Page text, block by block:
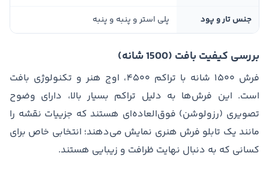
جنس تار و پود پلی استر و پنبه و پنبه
بررسی کیفیت بافت (1500 شانه)
فرش ۱۵۰۰ شانه با تراکم ۴۵۰۰، اوج هنر و تکنولوژی بافت
است. این فرش‌ها به دلیل تراکم بسیار بالا، دارای وضوح
تصویری (رزولوشن) فوق‌العاده‌ای هستند که جزییات نقشه را
مانند یک تابلو فرش هنری نمایش می‌دهند؛ انتخابی خاص برای
کسانی که به دنبال نهایت ظرافت و زیبایی هستند.